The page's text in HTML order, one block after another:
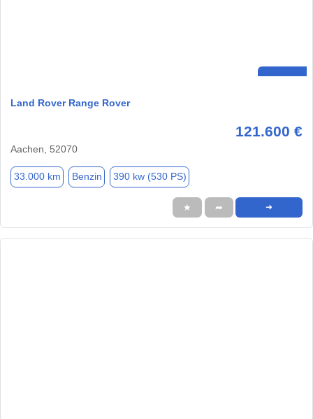
Land Rover Range Rover
121.600 €
Aachen, 52070
33.000 km Benzin 390 kw (530 PS)
★ ➦ ➜